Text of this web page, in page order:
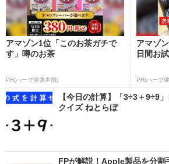
アマゾン1位「このお茶ガチで
す」噂のお茶
PR(ハーブ健康本舗)
アマゾ
日間お試
PR(ハーブ
【今日の計算】「3÷3＋9÷9
クイズ ねとらぼ
FPが解説！Apple製品を分割